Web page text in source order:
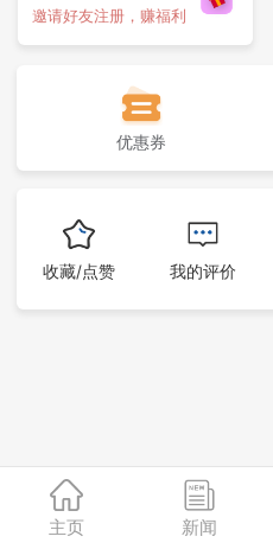
邀请好友注册，赚福利
优惠券
收藏/点赞 我的评价
主页 新闻